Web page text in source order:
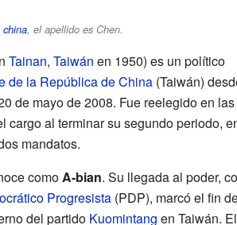
, el apellido es Chen.
Tainan, Taiwán en 1950) es un político
de la República de China(Taiwán)
de mayo de 2008. Fue reelegido en las
cargo al terminar su segundo periodo,
mandatos.
comoA-bian. Su llegada al poder,
Progresista(PDP), marcó el fin
del partido Kuomintang en Taiwán.